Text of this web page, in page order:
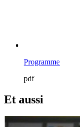
Programme
pdf
Et aussi